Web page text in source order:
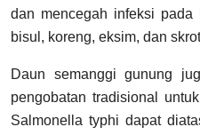
dan mencegah infeksi
bisul, koreng, eksim, dan
Daun semanggi gunung
pengobatan tradisional
Salmonella typhi dapat